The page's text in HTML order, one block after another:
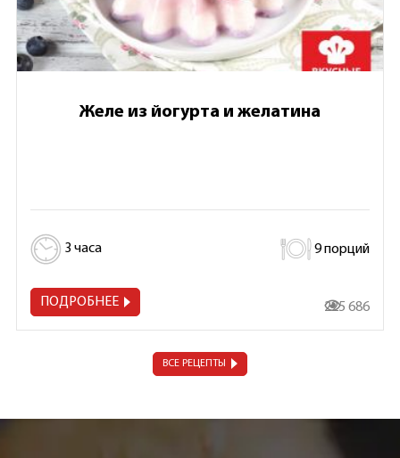
Желе из йогурта и желатина
3 часа 9 порций
ПОДРОБНЕЕ 225 686
ВСЕ РЕЦЕПТЫ